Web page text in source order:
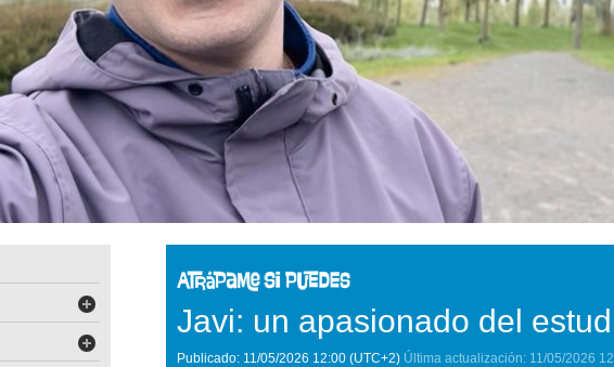
Javi: un apasionado del
Publicado: 11/05/2026 12:00 (UTC+2) Última actualización: 11/05/2026